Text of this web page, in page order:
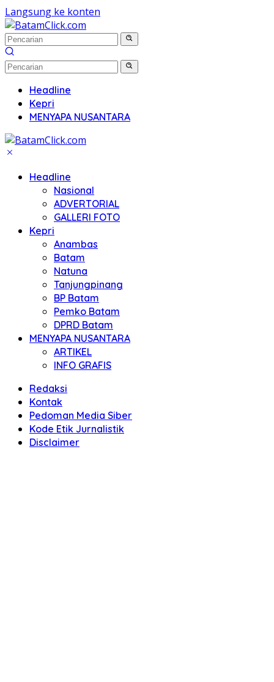
Langsung ke konten
Headline
Kepri
MENYAPA NUSANTARA
Headline
Nasional
ADVERTORIAL
GALLERI FOTO
Kepri
Anambas
Batam
Natuna
Tanjungpinang
BP Batam
Pemko Batam
DPRD Batam
MENYAPA NUSANTARA
ARTIKEL
INFO GRAFIS
Redaksi
Kontak
Pedoman Media Siber
Kode Etik Jurnalistik
Disclaimer